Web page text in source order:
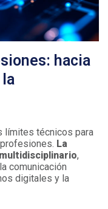
hacia
límites técnicos para
La
,
comunicación
digitales y la